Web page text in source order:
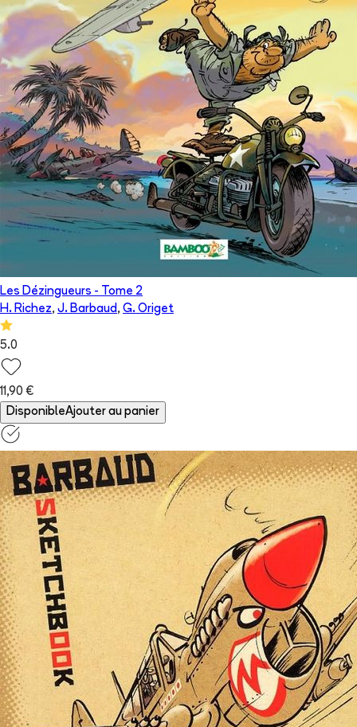
Les Dézingueurs - Tome 2
H. Richez, J. Barbaud, G. Origet
5.0
11,90 €
DisponibleAjouter au panier